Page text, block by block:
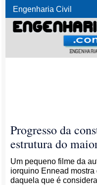
Engenharia Civil
Progresso da
estrutura do
Um pequeno filme da
iorquino Ennead
daquela que é